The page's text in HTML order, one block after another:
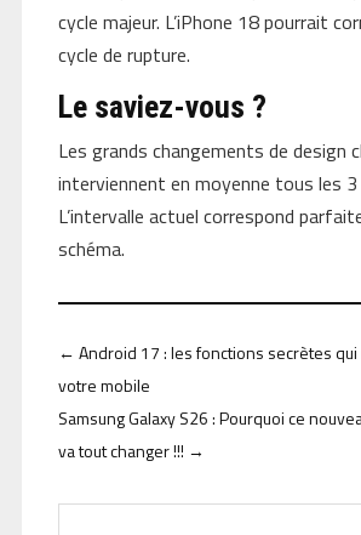
cycle majeur. L’iPhone 18 pourrait
cycle de rupture.
Le saviez-vous ?
Les grands changements de design
interviennent en moyenne tous les 3
L’intervalle actuel correspond
schéma.
← Android 17 : les fonctions secrètes
votre mobile
Samsung Galaxy S26 : Pourquoi ce
va tout changer !!! →